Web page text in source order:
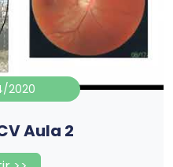
2020
Aula 2